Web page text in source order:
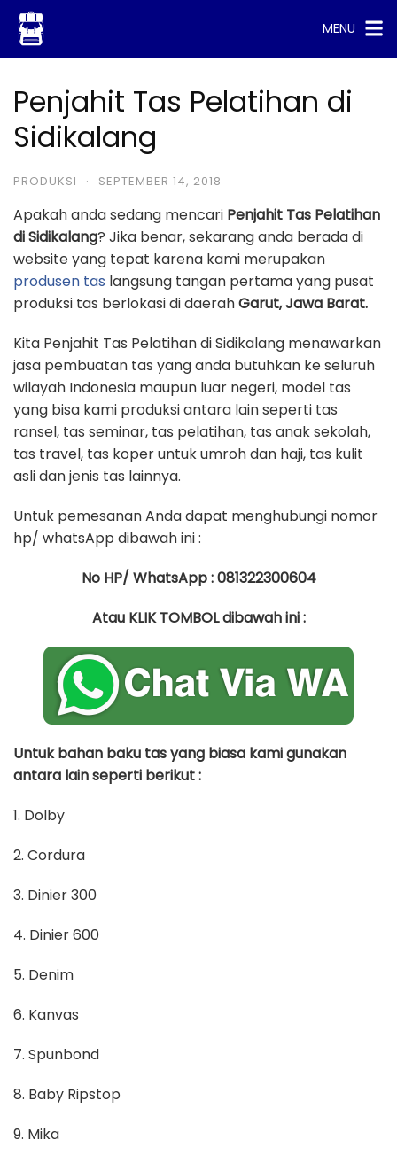
Skip
content
MENU
Penjahit Tas Pelatihan di
Sidikalang
PRODUKSI · SEPTEMBER 14, 2018
Apakah anda sedang mencari Penjahit Tas Pelatihan
di Sidikalang? Jika benar, sekarang anda berada di
website yang tepat karena kami merupakan
produsen tas langsung tangan pertama yang pusat
produksi tas berlokasi di daerahGarut, Jawa Barat.
Kita Penjahit Tas Pelatihan di Sidikalang menawarkan
jasa pembuatan tas yang anda butuhkan ke seluruh
wilayah Indonesia maupun luar negeri, model tas
yang bisa kami produksi antara lain seperti tas
ransel, tas seminar, tas pelatihan, tas anak sekolah,
tas travel, tas koper untuk umroh dan haji, tas kulit
asli dan jenis tas lainnya.
Untuk pemesanan Anda dapat menghubungi nomor
hp/ whatsApp dibawah ini :
No HP/ WhatsApp : 081322300604
Atau KLIK TOMBOL dibawah ini :
Untuk bahan baku tas yang biasa kami gunakan
antara lain seperti berikut :
1. Dolby
2. Cordura
3. Dinier 300
4. Dinier 600
5. Denim
6. Kanvas
7. Spunbond
8. Baby Ripstop
9. Mika